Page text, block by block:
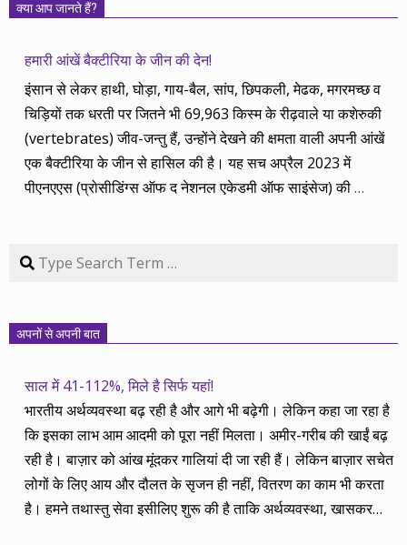
क्या आप जानते हैं?
हमारी आंखें बैक्टीरिया के जीन की देन!
इंसान से लेकर हाथी, घोड़ा, गाय-बैल, सांप, छिपकली, मेढक, मगरमच्छ व
चिड़ियों तक धरती पर जितने भी 69,963 किस्म के रीढ़वाले या कशेरुकी
(vertebrates) जीव-जन्तु हैं, उन्होंने देखने की क्षमता वाली अपनी आंखें
एक बैक्टीरिया के जीन से हासिल की है। यह सच अप्रैल 2023 में
पीएनएएस (प्रोसीडिंग्स ऑफ द नेशनल एकेडमी ऑफ साइंसेज) की…
Search
अपनों से अपनी बात
साल में 41-112%, मिले है सिर्फ यहां!
भारतीय अर्थव्यवस्था बढ़ रही है और आगे भी बढ़ेगी। लेकिन कहा जा रहा है
कि इसका लाभ आम आदमी को पूरा नहीं मिलता। अमीर-गरीब की खाईं बढ़
रही है। बाज़ार को आंख मूंदकर गालियां दी जा रही हैं। लेकिन बाज़ार सचेत
लोगों के लिए आय और दौलत के सृजन ही नहीं, वितरण का काम भी करता
है। हमने तथास्तु सेवा इसीलिए शुरू की है ताकि अर्थव्यवस्था, खासकर